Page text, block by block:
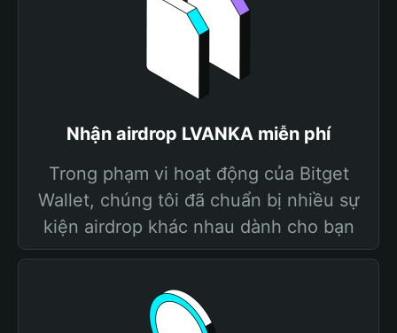
Nhận airdrop LVANKA miễn phí
Trong phạm vi hoạt động của Bitget
Wallet, chúng tôi đã chuẩn bị nhiều sự
kiện airdrop khác nhau dành cho bạn